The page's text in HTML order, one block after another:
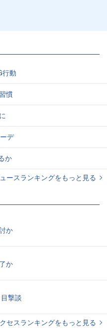
行動
慣
デ
か
ースランキングをもっと見る
か
か
撃談
セスランキングをもっと見る